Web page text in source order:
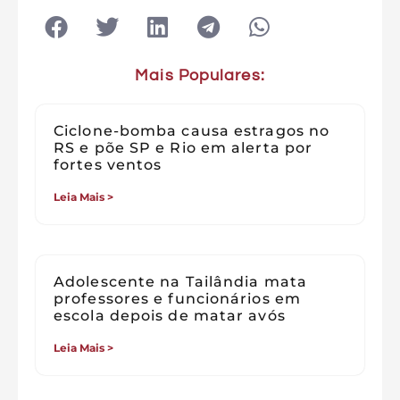
Mais Populares:
Ciclone-bomba causa estragos no
RS e põe SP e Rio em alerta por
fortes ventos
Leia Mais >
Adolescente na Tailândia mata
professores e funcionários em
escola depois de matar avós
Leia Mais >